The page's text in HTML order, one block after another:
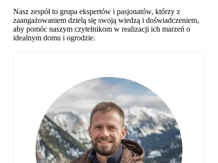
Nasz zespół to grupa ekspertów i pasjonatów, którzy z
zaangażowaniem dzielą się swoją wiedzą i doświadczeniem,
aby pomóc naszym czytelnikom w realizacji ich marzeń o
idealnym domu i ogrodzie.